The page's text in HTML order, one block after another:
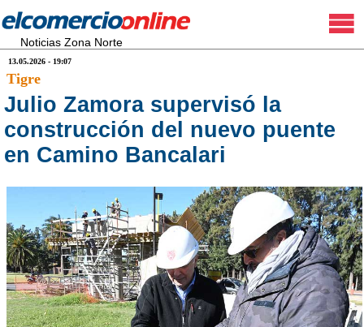
Noticias Zona Norte
13.05.2026 - 19:07
Tigre
Julio Zamora supervisó la
construcción del nuevo puente
en Camino Bancalari